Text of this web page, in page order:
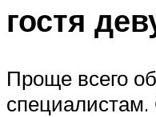
гостя
Проще всего